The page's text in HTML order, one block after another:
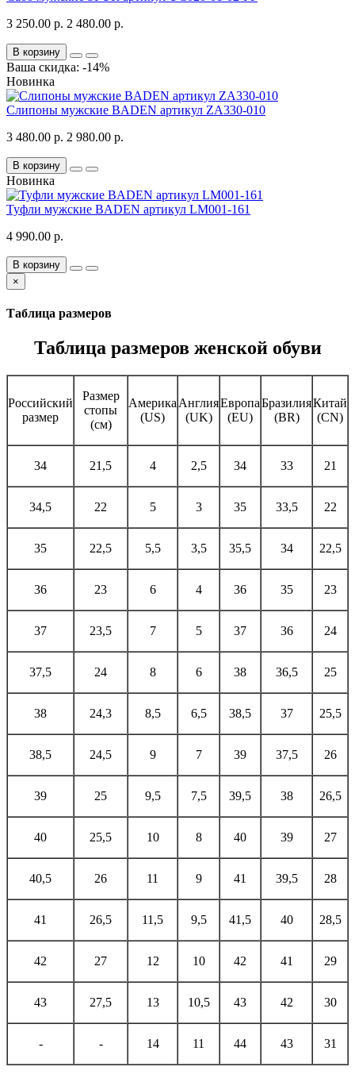
3 250.00 р. 2 480.00 р.
В корзину
Ваша скидка: -14%
Новинка
Слипоны мужские BADEN артикул ZA330-010
3 480.00 р. 2 980.00 р.
В корзину
Новинка
Туфли мужские BADEN артикул LM001-161
4 990.00 р.
В корзину
×
Таблица размеров
Таблица размеров женской обуви
Российский
размер
Размер
стопы
(см)
Америка
(US)
Англия
(UK)
Европа
(EU)
Бразилия
(BR)
Китай
(CN)
34 21,5 4 2,5 34 33 21
34,5 22 5 3 35 33,5 22
35 22,5 5,5 3,5 35,5 34 22,5
36 23 6 4 36 35 23
37 23,5 7 5 37 36 24
37,5 24 8 6 38 36,5 25
38 24,3 8,5 6,5 38,5 37 25,5
38,5 24,5 9 7 39 37,5 26
39 25 9,5 7,5 39,5 38 26,5
40 25,5 10 8 40 39 27
40,5 26 11 9 41 39,5 28
41 26,5 11,5 9,5 41,5 40 28,5
42 27 12 10 42 41 29
43 27,5 13 10,5 43 42 30
- - 14 11 44 43 31